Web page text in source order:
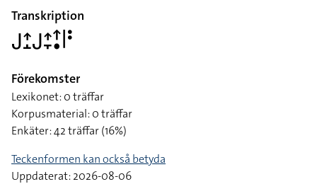
Transkription
􌤢􌤴􌤸􌤢􌤴􌥙􌦃􌥡􌥼􌥻
Förekomster
Lexikonet: 0 träffar
Korpusmaterial: 0 träffar
Enkäter: 42 träffar (16%)
Teckenformen kan också betyda
Uppdaterat: 2026-08-06